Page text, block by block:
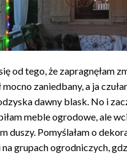
od tego, że zapragnęłam
mocno zaniedbany, a ja
dawny blask. No i
meble ogrodowe, ale
duszy. Pomyślałam o
grupach ogrodniczych,